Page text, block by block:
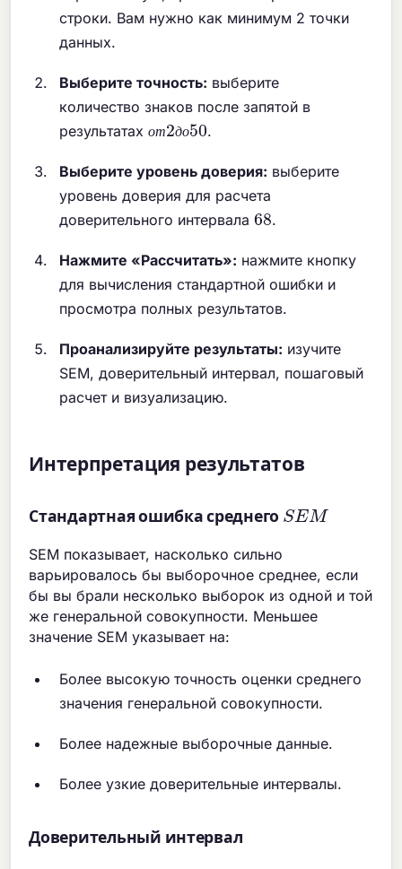
строки. Вам нужно как минимум 2 точки
данных.
Выберите точность: выберите
количество знаков после запятой в
результатахот до
т 2 д о50
.
Выберите уровень доверия: выберите
уровень доверия для расчета
доверительного интервала68.
Нажмите «Рассчитать»: нажмите кнопку
для вычисления стандартной ошибки и
просмотра полных результатов.
Проанализируйте результаты: изучите
SEM, доверительный интервал, пошаговый
расчет и визуализацию.
Интерпретация результатов
Стандартная ошибка среднего
SEM
SEM показывает, насколько сильно
варьировалось бы выборочное среднее, если
бы вы брали несколько выборок из одной и той
же генеральной совокупности. Меньшее
значение SEM указывает на:
Более высокую точность оценки среднего
значения генеральной совокупности.
Более надежные выборочные данные.
Более узкие доверительные интервалы.
Доверительный интервал